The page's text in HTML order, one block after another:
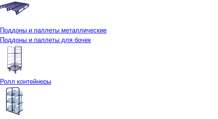
Поддоны и паллеты металлические
Поддоны и паллеты для бочек
Ролл контейнеры